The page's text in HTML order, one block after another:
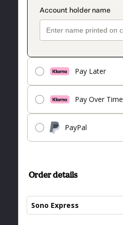
Pay Later
Pay Over Time
PayPal
Order details
Sono Express